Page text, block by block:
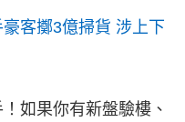
客擲3億掃貨 涉上下
如果你有新盤驗樓、